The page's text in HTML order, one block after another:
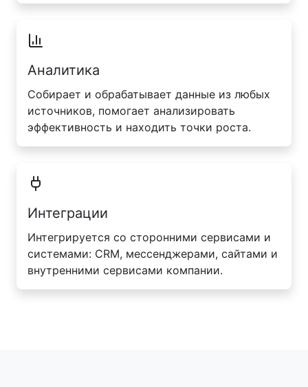
Аналитика
Собирает и обрабатывает данные из любых
источников, помогает анализировать
эффективность и находить точки роста.
Интеграции
Интегрируется со сторонними сервисами и
системами: CRM, мессенджерами, сайтами и
внутренними сервисами компании.